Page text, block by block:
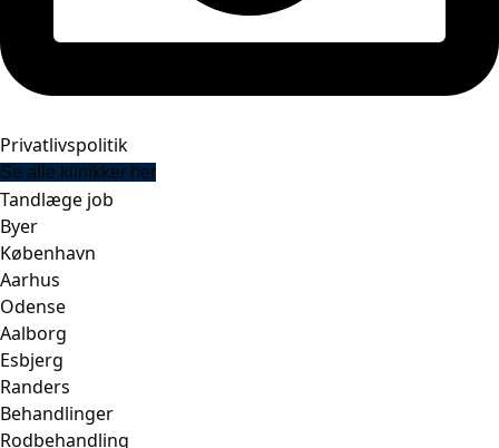
Privatlivspolitik
Se alle klinikker her
Tandlæge job
Byer
København
Aarhus
Odense
Aalborg
Esbjerg
Randers
Behandlinger
Rodbehandling